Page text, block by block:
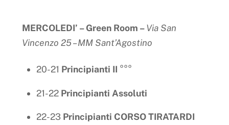
MERCOLEDI’ – Green Room –Via San
Vincenzo 25 – MM Sant’Agostino
20-21 Principianti II °°°
21-22 Principianti Assoluti
22-23 Principianti CORSO TIRATARDI